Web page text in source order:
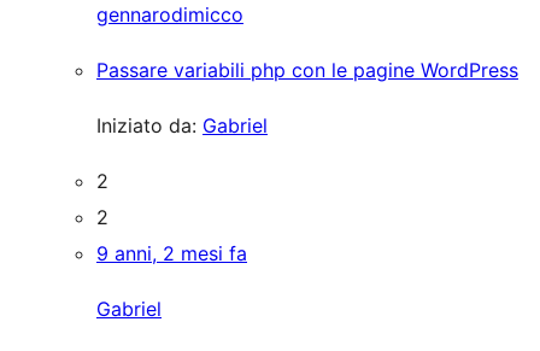
gennarodimicco
Passare variabili php con le pagine WordPress
Iniziato da: Gabriel
2
2
9 anni, 2 mesi fa
Gabriel